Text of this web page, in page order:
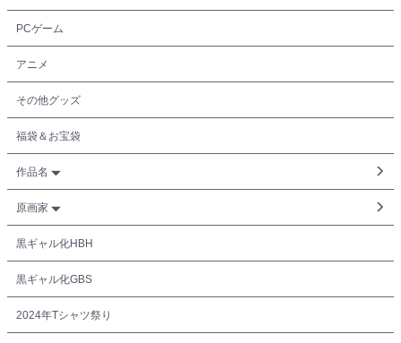
PCゲーム
アニメ
その他グッズ
福袋＆お宝袋
作品名
原画家
黒ギャル化HBH
黒ギャル化GBS
2024年Tシャツ祭り